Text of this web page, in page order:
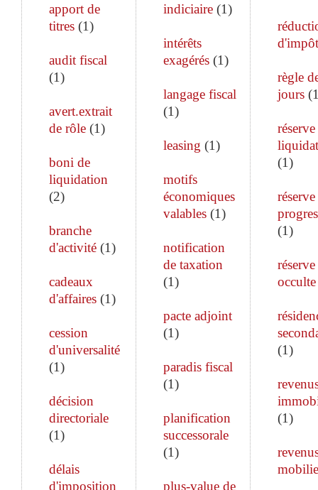
apport de
titres (1)
audit fiscal
(1)
avert.extrait
de rôle (1)
boni de
liquidation
(2)
branche
d'activité (1)
cadeaux
d'affaires (1)
cession
d'universalité
(1)
décision
directoriale
(1)
délais
d'imposition
indiciaire(1)
intérêts
exagérés(1)
langage fiscal
(1)
leasing (1)
motifs
économiques
valables(1)
notification
de taxation
(1)
pacte adjoint
(1)
paradis fiscal
(1)
planification
successorale
(1)
plus-value de
d'impôt
règle
jours(
(1)
(1)
réserve
occulte
(1)
(1)